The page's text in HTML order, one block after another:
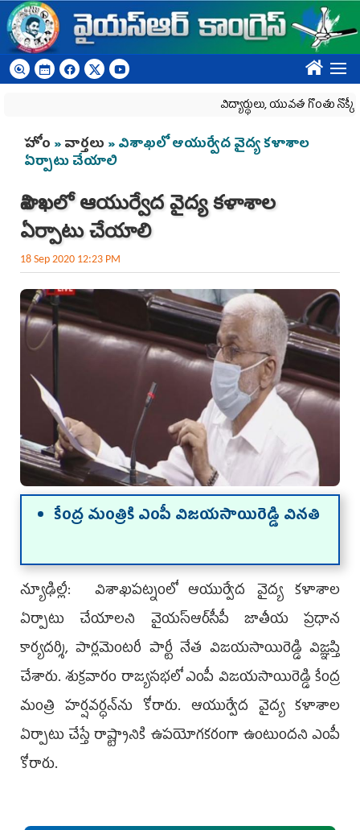
Skip to main content
????
విద్యార్థులు, యువత గొంతు నొక్కే
You are here
హోం »వార్తలు » విశాఖ‌లో ఆయుర్వేద వైద్య క‌ళాశాల
ఏర్పాటు చేయాలి
విశాఖ‌లో ఆయుర్వేద వైద్య క‌ళాశాల
ఏర్పాటు చేయాలి
18 Sep 2020 12:23 PM
కేంద్ర మంత్రికి ఎంపీ విజ‌య‌సాయిరెడ్డి విన‌తి
న్యూఢిల్లీ: విశాఖ‌ప‌ట్నంలో ఆయుర్వేద వైద్య క‌ళాశాల
ఏర్పాటు చేయాల‌ని వైయ‌స్ఆర్‌సీపీ జాతీయ ప్ర‌ధాన
కార్య‌ద‌ర్శి, పార్ల‌మెంట‌రీ పార్టీ నేత విజ‌య‌సాయిరెడ్డి విజ్ఞ‌ప్తి
చేశారు. శుక్ర‌వారం రాజ్య‌స‌భ‌లో ఎంపీ విజ‌య‌సాయిరెడ్డి కేంద్ర
మంత్రి హ‌ర్ష‌వ‌ర్ధ‌న్‌ను కోరారు. ఆయుర్వేద వైద్య క‌ళాశాల
ఏర్పాటు చేస్తే రాష్ట్రానికి ఉప‌యోగ‌క‌రంగా ఉంటుంద‌ని ఎంపీ
కోరారు.